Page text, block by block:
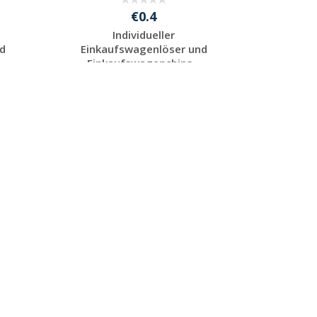
€0.4
Individueller
Einkaufswagenlöser und
Einkaufswagenchips...